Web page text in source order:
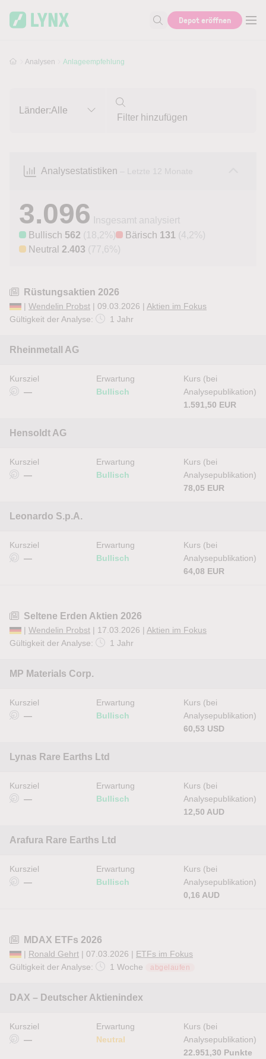
Suche nach Aktie, Autor...
Depot eröffnen
Analysen Anlageempfehlung
Länder:Alle
Analysestatistiken – Letzte 12 Monate
3.096
Insgesamt analysiert
Bullisch 562 (18,2%) Bärisch 131 (4,2%)
Neutral 2.403 (77,6%)
Rüstungsaktien 2026
| Wendelin Probst | 09.03.2026 | Aktien im Fokus
Gültigkeit der Analyse:
1 Jahr
Rheinmetall AG
Kursziel
—
Erwartung
Bullisch
Kurs (bei
Analysepublikation)
1.591,50 EUR
Hensoldt AG
Kursziel
—
Erwartung
Bullisch
Kurs (bei
Analysepublikation)
78,05 EUR
Leonardo S.p.A.
Kursziel
—
Erwartung
Bullisch
Kurs (bei
Analysepublikation)
64,08 EUR
Seltene Erden Aktien 2026
| Wendelin Probst | 17.03.2026 | Aktien im Fokus
Gültigkeit der Analyse:
1 Jahr
MP Materials Corp.
Kursziel
—
Erwartung
Bullisch
Kurs (bei
Analysepublikation)
60,53 USD
Lynas Rare Earths Ltd
Kursziel
—
Erwartung
Bullisch
Kurs (bei
Analysepublikation)
12,50 AUD
Arafura Rare Earths Ltd
Kursziel
—
Erwartung
Bullisch
Kurs (bei
Analysepublikation)
0,16 AUD
MDAX ETFs 2026
| Ronald Gehrt | 07.03.2026 | ETFs im Fokus
Gültigkeit der Analyse:
1 Woche abgelaufen
DAX – Deutscher Aktienindex
Kursziel
—
Erwartung
Neutral
Kurs (bei
Analysepublikation)
22.951,30 Punkte